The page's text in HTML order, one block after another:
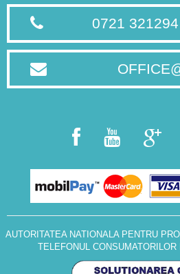
0721
AUTORITATEA NATIONALA PENTRU
TELEFONUL CONSUMATORILOR